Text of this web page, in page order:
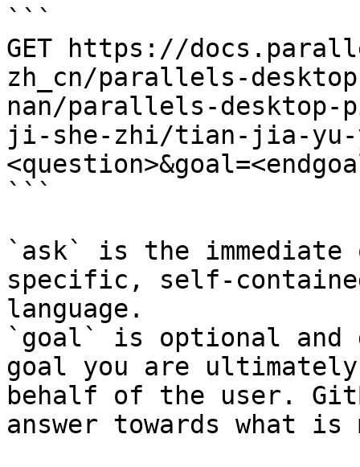
```
GET https://
zh_cn/parallels-
nan/parallels-desktop-
ji-she-zhi/tian-jia-yu-
```
`ask` is the
specific, self-
language.
`goal` is optional and
goal you are
behalf of the user.
answer towards what